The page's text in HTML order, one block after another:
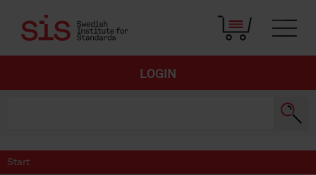
LOGIN
Start